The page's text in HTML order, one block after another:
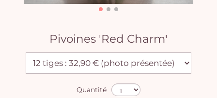
Pivoines 'Red Charm'
Quantité